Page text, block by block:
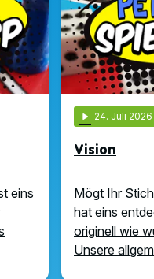
eins
play_arrow 24. Juli
Vision
Mögt Ihr
hat eins
originell wie
Unsere